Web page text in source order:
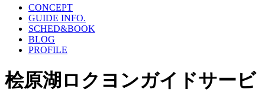
CONCEPT
GUIDE INFO.
SCHED&BOOK
BLOG
PROFILE
桧原湖ロクヨンガイドサービ